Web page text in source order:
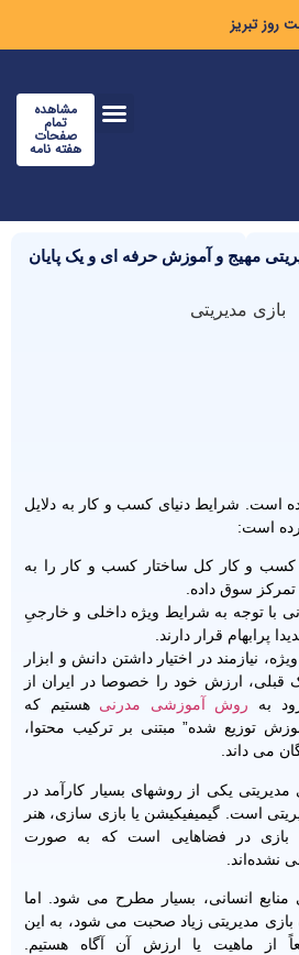
روز تبریز
مشاهده
تمام
صفحات
هفته نامه
مهیج و آموزش حرفه ای و یک پایان
است. شرایط دنیای کسب و کار به دلایل
است:
کسب و کار کل ساختار کسب و کار را به
سوق داده.
با توجه به شرایط ویژه داخلی و خارجیِ
پرابهام قرار دارند.
نیازمند در اختیار داشتن دانش و ابزار
قبلی، ارزش خود را خصوصا در ایران از
به روش آموزشی مدرنی هستیم که
توزیع شده” مبتنی بر ترکیب محتوا،
می داند.
مدیریتی یکی از روشهای بسیار کارآمد در
است. گیمیفیکیشن یا بازی سازی، هنر
بازی در فضاهایی است که به صورت
نشده‌اند.
منابع انسانی، بسیار مطرح می شود. اما
بازی مدیریتی زیاد صحبت می شود، به این
از ماهیت یا ارزش آن آگاه هستیم.